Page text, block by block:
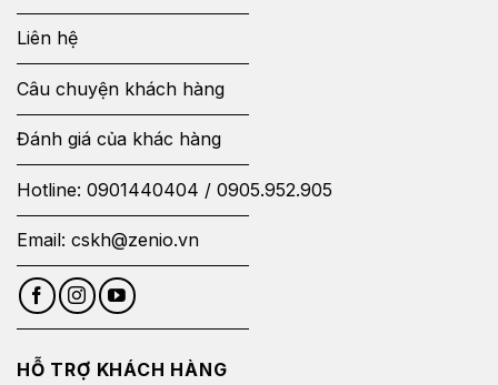
Liên hệ
Câu chuyện khách hàng
Đánh giá của khác hàng
Hotline: 0901440404 / 0905.952.905
Email: cskh@zenio.vn
HỖ TRỢ KHÁCH HÀNG